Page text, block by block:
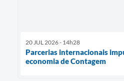
20 JUL 2026 - 14h28
Parcerias internacionais
economia de Contagem